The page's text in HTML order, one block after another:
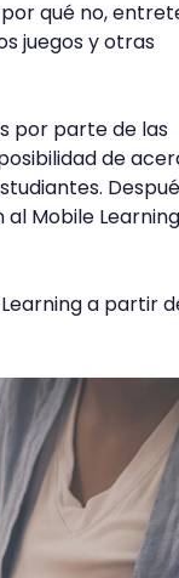
qué no,
juegos y otras
por parte de las
de
Mobile
a partir